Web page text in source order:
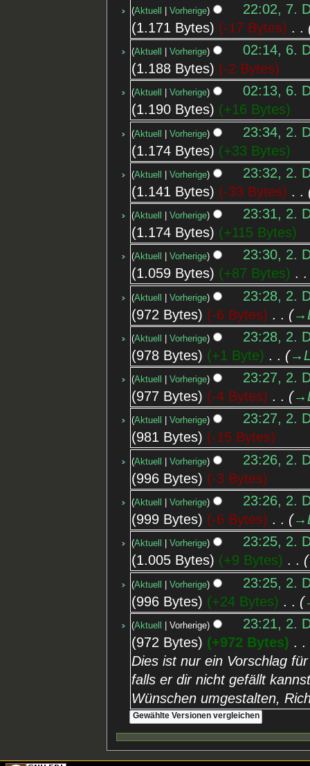
Aktuell Vorherige
22:02, 7.
1.171 Bytes
-17 Bytes
Aktuell Vorherige
02:14, 6.
1.188 Bytes
-2 Bytes
Aktuell Vorherige
02:13, 6.
1.190 Bytes
+16 Bytes
Aktuell Vorherige
23:34, 2.
1.174 Bytes
+33 Bytes
Aktuell Vorherige
23:32, 2.
1.141 Bytes
-33 Bytes
Aktuell Vorherige
23:31, 2.
1.174 Bytes
+115 Bytes
Aktuell Vorherige
23:30, 2.
1.059 Bytes
+87 Bytes
Aktuell Vorherige
23:28, 2.
972 Bytes
-6 Bytes
Aktuell Vorherige
23:28, 2.
978 Bytes
+1 Byte
Aktuell Vorherige
23:27, 2.
977 Bytes
-4 Bytes
Aktuell Vorherige
23:27, 2.
981 Bytes
-15 Bytes
Aktuell Vorherige
23:26, 2.
996 Bytes
-3 Bytes
Aktuell Vorherige
23:26, 2.
999 Bytes
-6 Bytes
Aktuell Vorherige
23:25, 2.
1.005 Bytes
+9 Bytes
Aktuell Vorherige
23:25, 2.
996 Bytes
+24 Bytes
Aktuell Vorherige
23:21, 2.
972 Bytes
+972 Bytes
Dies ist nur ein Vorschlag
falls er dir nicht gefällt
Wünschen umgestalten,